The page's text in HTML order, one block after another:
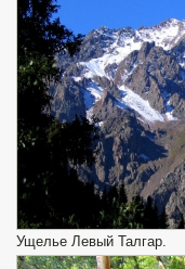
Ущелье Левый Талгар.